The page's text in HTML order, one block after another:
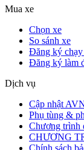
Mua xe
Chọn xe
So sánh xe
Đăng ký
Đăng ký làm
Dịch vụ
Cập nhật
Phụ tùng &
Chương trình
CHƯƠNG
Chính sách